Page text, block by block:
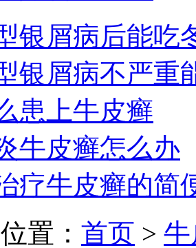
银屑病后能吃
银屑病不严重
患上牛皮癣
牛皮癣怎么办
疗牛皮癣的简
置： 首页 >